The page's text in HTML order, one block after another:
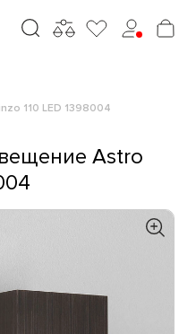
110 LED 1398004
Astro